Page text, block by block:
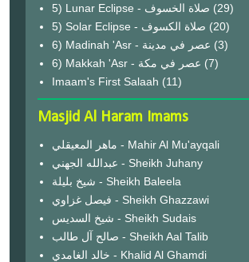
5) Lunar Eclipse - صلاة الخسوف (29)
(20)
6) Madinah 'Asr - عصر في مدينة (3)
6) Makkah 'Asr - عصر في مكة (7)
Imaam's First Salaah (11)
Masjid Al Haram Imams
ماهر المعيقلي - Mahir Al Mu'ayqali
عبدالله الجهني - Sheikh Juhany
شيخ بليلة - Sheikh Baleela
فيصل غزاوي - Sheikh Ghazzawi
شيخ السديس - Sheikh Sudais
صالح آل طالب - Sheikh Aal Talib
خالد الغامدي - Khalid Al Ghamdi